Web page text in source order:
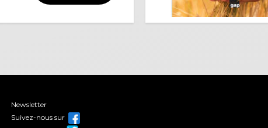
Newsletter
Suivez-nous sur